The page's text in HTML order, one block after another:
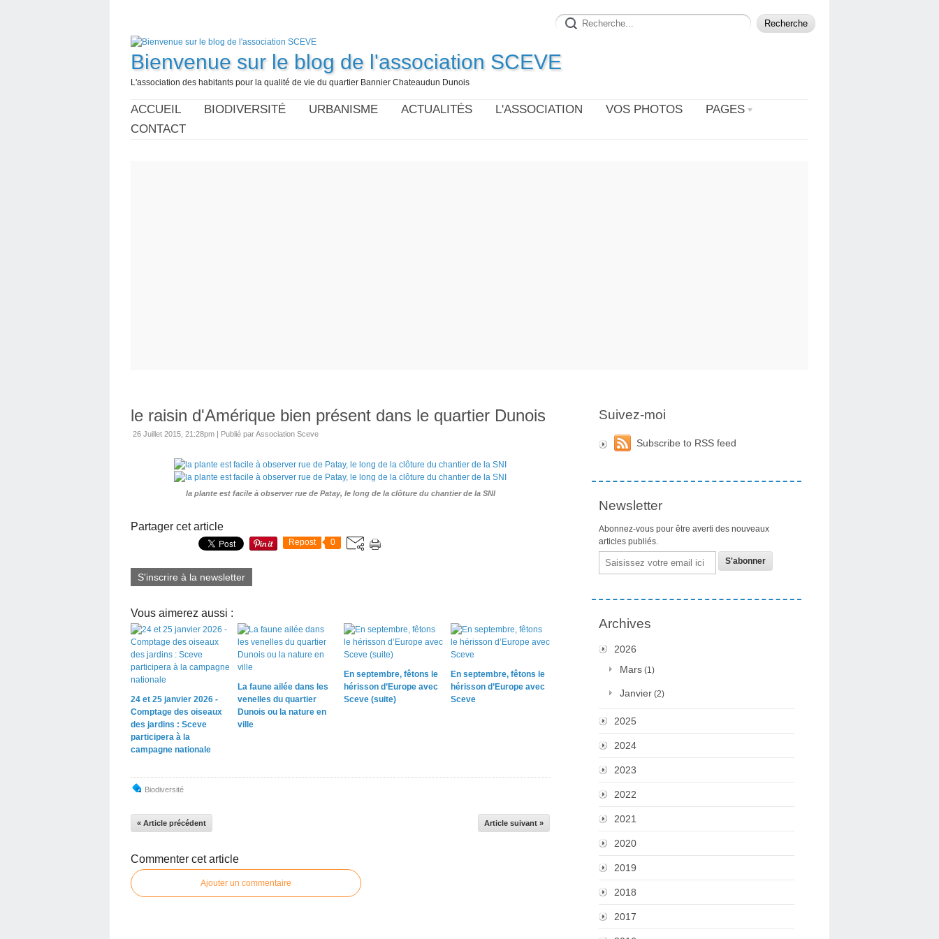
Bienvenue sur le blog de l'association SCEVE
L'association des habitants pour la qualité de vie du quartier Bannier Chateaudun Dunois
ACCUEIL BIODIVERSITÉ URBANISME ACTUALITÉS L'ASSOCIATION VOS PHOTOS
PAGES
CONTACT
le raisin d'Amérique bien présent dans le quartier Dunois
26 Juillet 2015, 21:28pm | Publié par Association Sceve
la plante est facile à observer rue de Patay, le long de la clôture du chantier de la SNI
Partager cet article
Repost 0
S'inscrire à la newsletter
Vous aimerez aussi :
24 et 25 janvier 2026 -
Comptage des oiseaux
des jardins : Sceve
participera à la
campagne nationale
La faune ailée dans les
venelles du quartier
Dunois ou la nature en
ville
En septembre, fêtons le
hérisson d’Europe avec
Sceve (suite)
En septembre, fêtons le
hérisson d’Europe avec
Sceve
Biodiversité
« Article précédent Article suivant »
Commenter cet article
Ajouter un commentaire
Suivez-moi
Subscribe to RSS feed
Newsletter
Abonnez-vous pour être averti des nouveaux
articles publiés.
Email
Archives
2026
Mars (1)
Janvier (2)
2025
2024
2023
2022
2021
2020
2019
2018
2017